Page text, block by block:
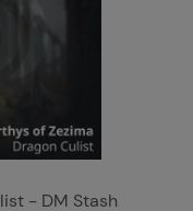
- DM Stash